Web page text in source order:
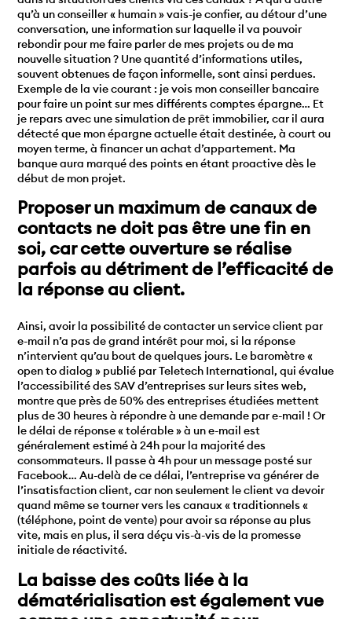
qu’à un conseiller « humain » vais-je confier, au détour d’une
conversation, une information sur laquelle il va pouvoir
rebondir pour me faire parler de mes projets ou de ma
nouvelle situation ? Une quantité d’informations utiles,
souvent obtenues de façon informelle, sont ainsi perdues.
Exemple de la vie courant : je vois mon conseiller bancaire
pour faire un point sur mes différents comptes épargne… Et
je repars avec une simulation de prêt immobilier, car il aura
détecté que mon épargne actuelle était destinée, à court ou
moyen terme, à financer un achat d’appartement. Ma
banque aura marqué des points en étant proactive dès le
début de mon projet.
Proposer un maximum de canaux de
contacts ne doit pas être une fin en
soi, car cette ouverture se réalise
parfois au détriment de l’efficacité de
la réponse au client.
Ainsi, avoir la possibilité de contacter un service client par
e-mail n’a pas de grand intérêt pour moi, si la réponse
n’intervient qu’au bout de quelques jours. Le baromètre «
open to dialog » publié par Teletech International, qui évalue
l’accessibilité des SAV d’entreprises sur leurs sites web,
montre que près de 50% des entreprises étudiées mettent
plus de 30 heures à répondre à une demande par e-mail ! Or
le délai de réponse « tolérable » à un e-mail est
généralement estimé à 24h pour la majorité des
consommateurs. Il passe à 4h pour un message posté sur
Facebook… Au-delà de ce délai, l’entreprise va générer de
l’insatisfaction client, car non seulement le client va devoir
quand même se tourner vers les canaux « traditionnels «
(téléphone, point de vente) pour avoir sa réponse au plus
vite, mais en plus, il sera déçu vis-à-vis de la promesse
initiale de réactivité.
La baisse des coûts liée à la
dématérialisation est également vue